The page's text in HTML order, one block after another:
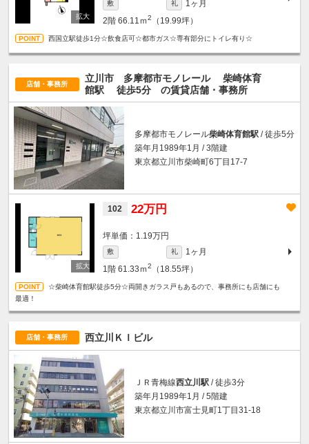
敷 礼
1ヶ月
2階 66.11ｍ2 （19.99坪）
西国立駅徒歩1分☆飲食店可☆都市ガス☆専有部分にトイレ有り☆
店舗・事務所
立川市 多摩都市モノレール
柴崎体育
館駅
徒歩5分 の賃貸店舗・事務所
多摩都市モノレール柴崎体育館駅 / 徒歩5分
築年月1989年1月 / 3階建
東京都立川市柴崎町6丁目17-7
102 22万円
坪単価：1.19万円
敷 礼
1ヶ月
1階 61.33ｍ2 （18.55坪）
☆柴崎体育館駅徒歩5分☆両開きガラス戸もあるので、事務所にも店舗にも
最適！
店舗・事務所 西立川ＫＩビル
ＪＲ青梅線西立川駅 / 徒歩3分
築年月1989年1月 / 5階建
東京都立川市富士見町1丁目31-18